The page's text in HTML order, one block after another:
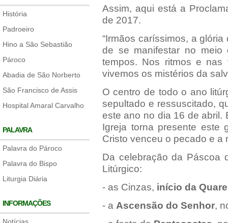
História
Padroeiro
Hino a São Sebastião
Pároco
Abadia de São Norberto
São Francisco de Assis
Hospital Amaral Carvalho
PALAVRA
Palavra do Pároco
Palavra do Bispo
Liturgia Diária
INFORMAÇÕES
Assim, aqui está a
de 2017.
“Irmãos caríssimos, a
de se manifestar no
tempos. Nos ritmos e nas
vivemos os mistérios da
O centro de todo o ano
sepultado e ressuscitado,
este ano no dia 16 de abril.
Igreja torna presente este
Cristo venceu o pecado e a
Da celebração da Páscoa
Litúrgico:
- as Cinzas, início da
- a Ascensão do Senhor,